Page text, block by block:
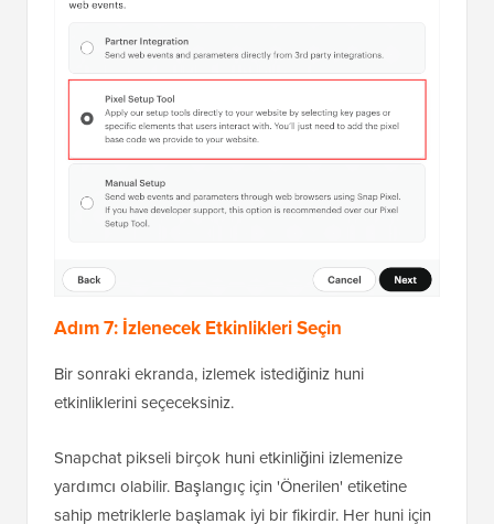
Adım 7: İzlenecek Etkinlikleri Seçin
Bir sonraki ekranda, izlemek istediğiniz huni
etkinliklerini seçeceksiniz.
Snapchat pikseli birçok huni etkinliğini izlemenize
yardımcı olabilir. Başlangıç için 'Önerilen' etiketine
sahip metriklerle başlamak iyi bir fikirdir. Her huni için